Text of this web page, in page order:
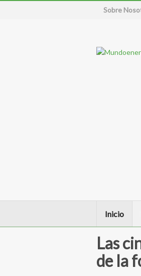
Sobre
Inicio
Las
de la